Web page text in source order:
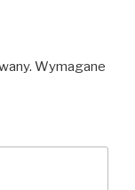
Wymagane